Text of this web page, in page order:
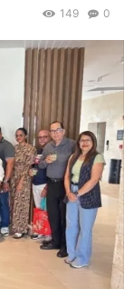
0
149